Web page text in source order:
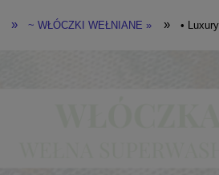
» ~ WŁÓCZKI WEŁNIANE » » •